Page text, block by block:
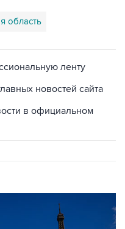
область
ленту
новостей сайта
в официальном